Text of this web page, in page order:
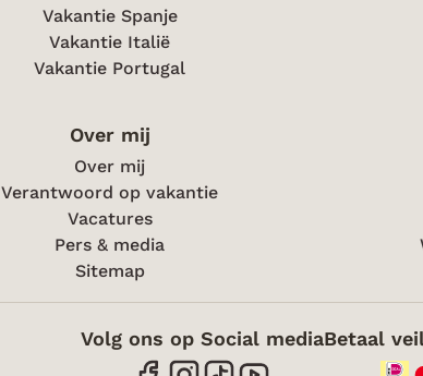
Vakantie Spanje
Vakantie Italië
Vakantie Portugal
Over mij
Over mij
Verantwoord op vakantie
Vacatures
Pers & media
Sitemap
Volg ons op Social mediaBetaal